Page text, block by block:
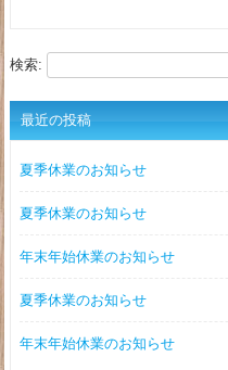
検索:
最近の投稿
夏季休業のお知らせ
夏季休業のお知らせ
年末年始休業のお知らせ
夏季休業のお知らせ
年末年始休業のお知らせ